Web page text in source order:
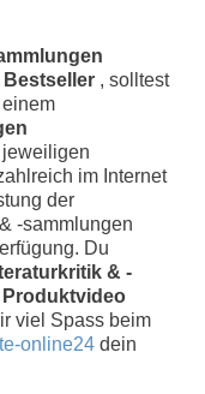
, solltest
im Internet
der
-sammlungen
Du
& -
viel Spass beim
online24 dein